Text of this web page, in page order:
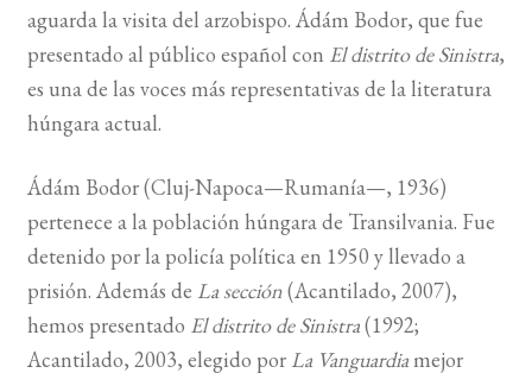
aguarda la visita del arzobispo. Ádám Bodor, que fue
presentado al público español con El distrito de Sinistra,
es una de las voces más representativas de la literatura
húngara actual.
Ádám Bodor (Cluj-Napoca—Rumanía—, 1936)
pertenece a la población húngara de Transilvania. Fue
detenido por la policía política en 1950 y llevado a
prisión. Además de La sección(Acantilado, 2007),
hemos presentado El distrito de Sinistra(1992;
Acantilado, 2003, elegido por La Vanguardiamejor